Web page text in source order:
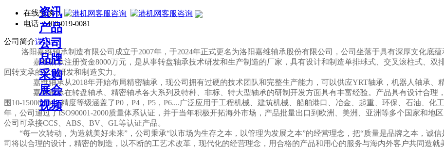
资讯
产品
公司
品牌
采购
展会
视频
在线交谈：
电话：400-019-0081
公司简介详细>>
洛阳嘉维轴承制造有限公司成立于2007年，于2024年正式更名为洛阳嘉维轴承股份有限公司，公司坐落于具有深厚文化底蕴
嘉维轴承注册资金8000万元，是从事转盘轴承技术研发和生产制造的厂家，具有设计和制造单排球式、交叉滚柱式、双
回转支承的综合研发和制造实力。
嘉维轴承从2018年开始布局精密轴承，现公司拥有过硬的技术团队和完整生产能力，可以供应YRT轴承，机器人轴承、
嘉维轴承在转盘轴承、精密轴承各大系列及特种、非标、特大型轴承的研制开发方面具有丰富经验。产品具有设计合理
围10-15000mm，精度等级涵盖了P0，P4，P5，P6....广泛应用于工程机械、建筑机械、船舶港口、冶金、起重、环保、石油、
年，公司通过了ISO90001-2000质量体系认证，并于当年积极开拓海外市场，产品批量出口到欧洲、美洲、亚洲等多个国家和地
公司可承接CCS、ABS、BV、GL等认证产品。
“每一次转动，为造就美好未来”，公司秉承“以市场为生存之本，以管理为发展之本”的经营理念，把“质量是品牌之本，诚
司将以合理的设计，精密的制造，以不断的工艺术改革，现代化的经营理念，用合格的产品和用心的服务与海内外客户共同造就